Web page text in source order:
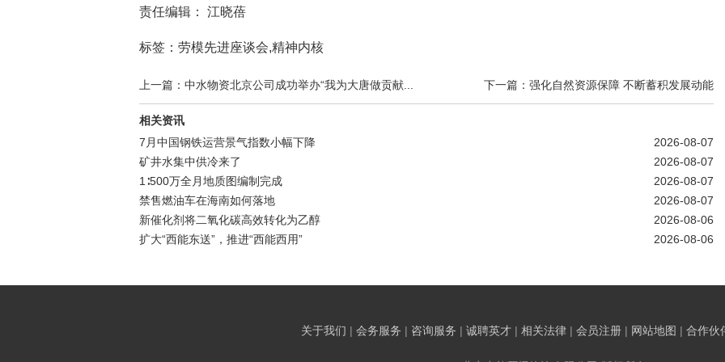
责任编辑： 江晓蓓
标签：劳模先进座谈会,精神内核
上一篇：中水物资北京公司成功举办“我为大唐做贡献... 下一篇：强化自然资源保障 不断蓄积发展动能
相关资讯
2026-08-07
7月中国钢铁运营景气指数小幅下降
2026-08-07
矿井水集中供冷来了
2026-08-07
1∶500万全月地质图编制完成
2026-08-07
禁售燃油车在海南如何落地
2026-08-06
新催化剂将二氧化碳高效转化为乙醇
2026-08-06
扩大“西能东送”，推进“西能西用”
关于我们 | 会务服务 | 咨询服务 | 诚聘英才 | 相关法律 | 会员注册 | 网站地图 | 合作伙